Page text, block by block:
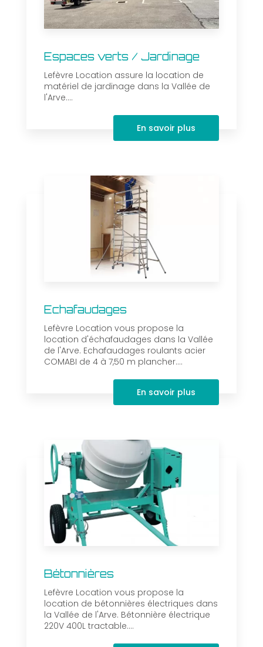
Espaces verts / Jardinage
Lefèvre Location assure la location de
matériel de jardinage dans la Vallée de
l'Arve....
En savoir plus
Echafaudages
Lefèvre Location vous propose la
location d'échafaudages dans la Vallée
de l'Arve. Echafaudages roulants acier
COMABI de 4 à 7,50 m plancher....
En savoir plus
Bétonnières
Lefèvre Location vous propose la
location de bétonnières électriques dans
la Vallée de l'Arve. Bétonnière électrique
220V 400L tractable....